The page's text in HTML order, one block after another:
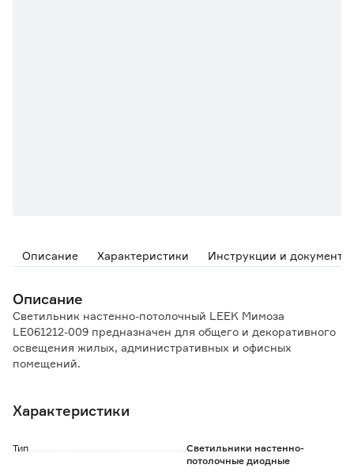
Описание Характеристики Инструкции и документы
Описание
Светильник настенно-потолочный LEEK Мимоза
LE061212-009 предназначен для общего и декоративного
освещения жилыx, административных и офисных
помещений.
- встроенные осветительные элементы обеспечивают
предотвращает быструю утомляемость глаз;
- светодиодное освещение потребляет мало энергии,
Характеристики
Тип
Светильники настенно-
потолочные диодные